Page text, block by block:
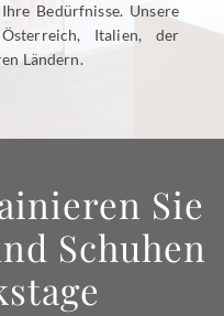
Bedürfnisse. Unsere
Italien, der
Ländern.
Sie
Schuhen